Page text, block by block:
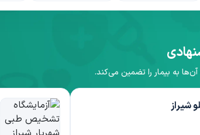
به بیمار را تضمین می‌کند.
شیراز